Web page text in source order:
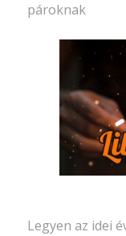
pároknak
Legyen az idei